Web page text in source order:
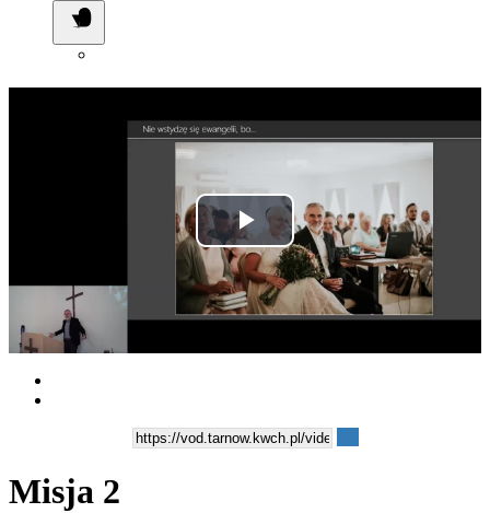
Play
Video
Misja 2